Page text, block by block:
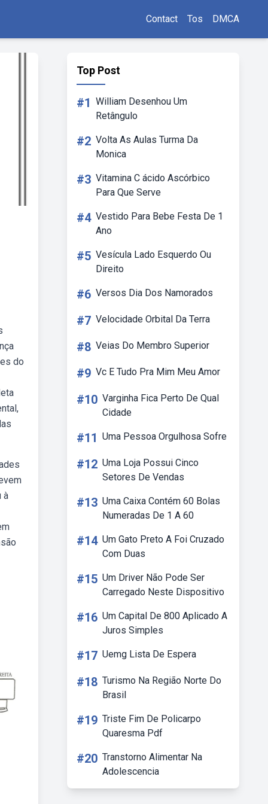
Contact Tos DMCA
do
à
Top Post
#1 William Desenhou Um
Retângulo
#2 Volta As Aulas Turma Da
Monica
#3 Vitamina C ácido Ascórbico
Para Que Serve
#4 Vestido Para Bebe Festa De 1
Ano
#5 Vesícula Lado Esquerdo Ou
Direito
#6 Versos Dia Dos Namorados
#7 Velocidade Orbital Da Terra
#8 Veias Do Membro Superior
#9 Vc E Tudo Pra Mim Meu Amor
#10 Varginha Fica Perto De Qual
Cidade
#11 Uma Pessoa Orgulhosa Sofre
#12 Uma Loja Possui Cinco
Setores De Vendas
#13 Uma Caixa Contém 60 Bolas
Numeradas De 1 A 60
#14 Um Gato Preto A Foi Cruzado
Com Duas
#15 Um Driver Não Pode Ser
Carregado Neste Dispositivo
#16 Um Capital De 800 Aplicado A
Juros Simples
#17 Uemg Lista De Espera
#18 Turismo Na Região Norte Do
Brasil
#19 Triste Fim De Policarpo
Quaresma Pdf
#20 Transtorno Alimentar Na
Adolescencia